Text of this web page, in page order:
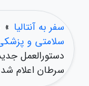
سفر به آنتالیا »
سلامتی و
دستورالعمل
سرطان اعلام شد